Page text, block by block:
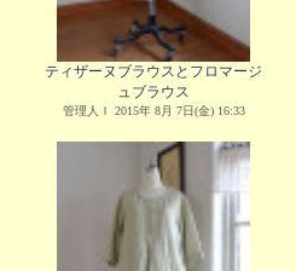
ティザーヌブラウスとフロマージ
ュブラウス
管理人Ｉ 2015年 8月 7日(金) 16:33